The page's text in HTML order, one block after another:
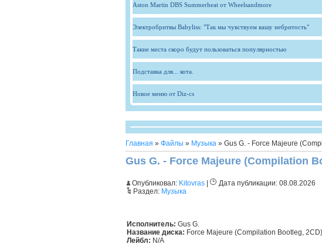
Aston Martin DBS Summerheat от Wheelsandmore
Электробритвы Babyliss: "Так мы чувствуем вашу небритость"
Такие места скоро будут пользоваться популярностью
Подставка для... кота.
Новое меню от Diz-cs
Главная » Файлы » Музыка » Gus G. - Force Majeure
Gus G. - Force Majeure (Compilation
Опубликовал: Kitovras Дата публикации: 08.08.2026
Раздел: Музыка
Исполнитель: Gus G.
Название диска: Force Majeure (Compilation Bootleg, 2CD)
Лейбл: N/A